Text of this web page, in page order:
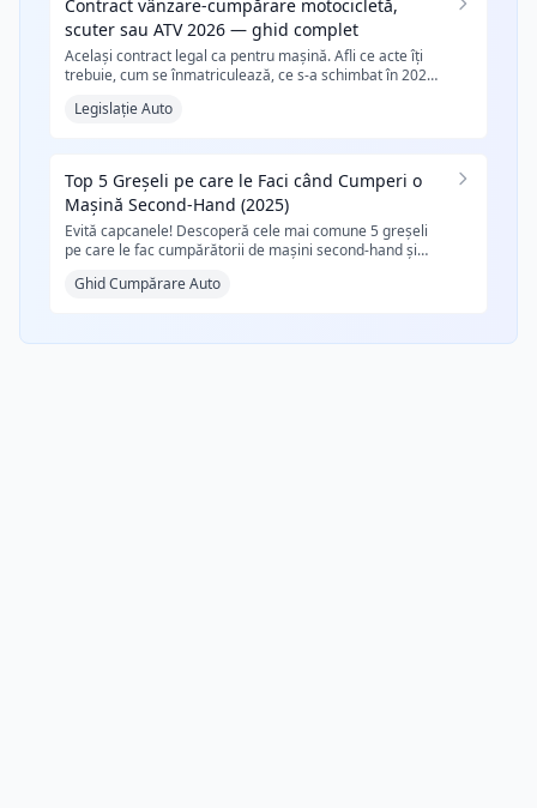
Contract vânzare-cumpărare motocicletă,
scuter sau ATV 2026 — ghid complet
Același contract legal ca pentru mașină. Afli ce acte îți
trebuie, cum se înmatriculează, ce s-a schimbat în 2026
Legislație Auto
Top 5 Greșeli pe care le Faci când Cumperi o
Mașină Second-Hand (2025)
Evită capcanele! Descoperă cele mai comune 5 greșeli
pe care le fac cumpărătorii de mașini second-hand și
Ghid Cumpărare Auto